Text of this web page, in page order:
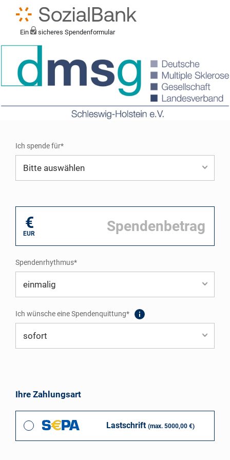
Ein sicheres Spendenformular
Ich spende für*
€
EUR
Spendenrhythmus*
Ich wünsche eine Spendenquittung*
Ihre Zahlungsart
Lastschrift (max. 5000,00 €)